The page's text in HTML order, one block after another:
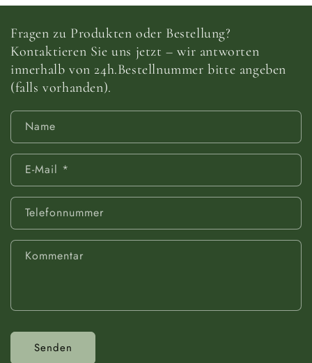
Fragen zu Produkten oder Bestellung?
Kontaktieren Sie uns jetzt – wir antworten
innerhalb von 24h.Bestellnummer bitte angeben
(falls vorhanden).
Name
E-Mail *
Telefonnummer
Kommentar
Senden